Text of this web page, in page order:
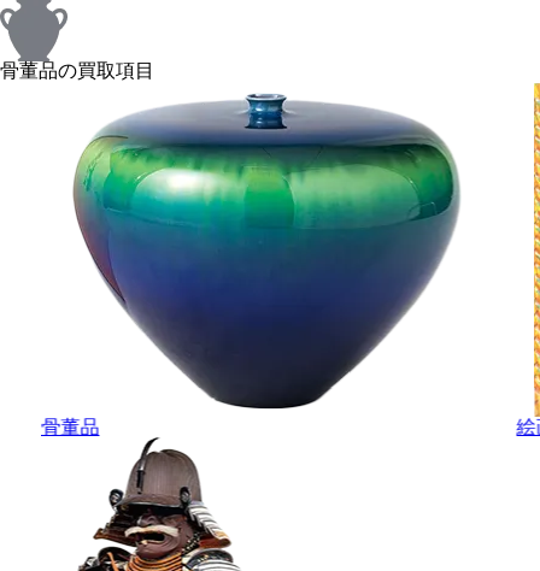
骨董品の買取項目
骨董品 絵